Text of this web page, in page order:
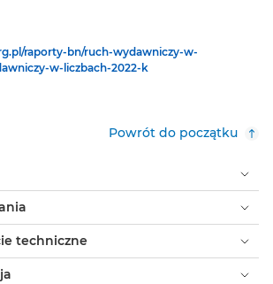
raporty-bn/ruch-wydawniczy-w-
w-liczbach-2022-k
Powrót do początku
techniczne